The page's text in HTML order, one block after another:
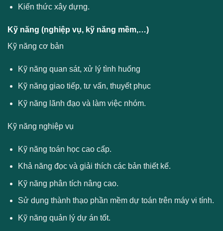
Kiến thức xây dựng.
Kỹ năng (nghiệp vụ, kỹ năng mềm,…)
Kỹ năng cơ bản
Kỹ năng quan sát, xử lý tình huống
Kỹ năng giao tiếp, tư vấn, thuyết phục
Kỹ năng lãnh đạo và làm việc nhóm.
Kỹ năng nghiệp vụ
Kỹ năng toán học cao cấp.
Khả năng đọc và giải thích các bản thiết kế.
Kỹ năng phân tích nâng cao.
Sử dụng thành thạo phần mềm dự toán trên máy vi tính.
Kỹ năng quản lý dự án tốt.